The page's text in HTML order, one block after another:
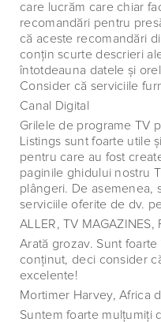
care lucrăm care chiar
recomandări pentru
că aceste recomandări
conţin scurte descrieri
întotdeauna datele şi
Consider că serviciile
Canal Digital
Grilele de programe TV
Listings sunt foarte utile
pentru care au fost
paginile ghidului nostru
plângeri. De asemenea,
serviciile oferite de dv.
ALLER, TV MAGAZINES,
Arată grozav. Sunt
conţinut, deci consider
excelente!
Mortimer Harvey, Africa
Suntem foarte mulţumiţi